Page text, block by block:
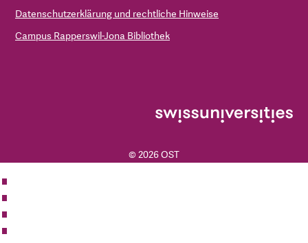
Datenschutzerklärung und rechtliche Hinweise
Campus Rapperswil-Jona Bibliothek
© 2026 OST